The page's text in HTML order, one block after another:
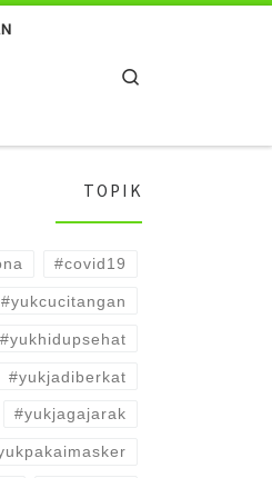
TOPIK
#covid19
#yukcucitangan
#yukhidupsehat
#yukjadiberkat
#yukjagajarak